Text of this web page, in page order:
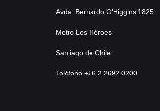
Avda. Bernardo O’Higgins 1825
Metro Los Héroes
Santiago de Chile
Teléfono +56 2 2692 0200